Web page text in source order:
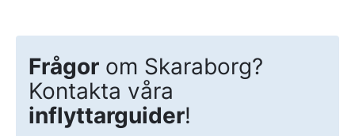
Frågor om Skaraborg?
Kontakta våra
inflyttarguider!